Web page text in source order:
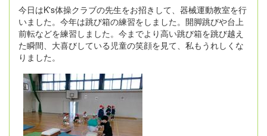
今日はK's体操クラブの先生をお招きして、器械運動教室を行
いました。今年は跳び箱の練習をしました。開脚跳びや台上
前転などを練習しました。今までより高い跳び箱を跳び越え
た瞬間、大喜びしている児童の笑顔を見て、私もうれしくな
りました。